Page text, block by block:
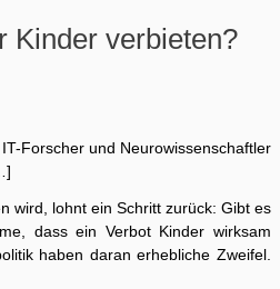
Kinder verbieten?
Forscher und Neurowissenschaftler
wird, lohnt ein Schritt zurück: Gibt es
dass ein Verbot Kinder wirksam
haben daran erhebliche Zweifel.